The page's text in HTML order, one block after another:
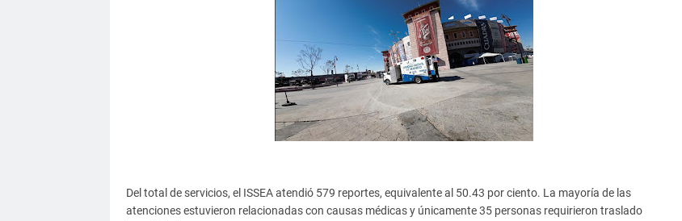
Del total de servicios, el ISSEA atendió 579 reportes, equivalente al 50.43 por ciento. La mayoría de las
atenciones estuvieron relacionadas con causas médicas y únicamente 35 personas requirieron traslado